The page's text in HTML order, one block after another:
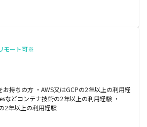
モート可※
持ちの方 ・AWS又はGCPの2年以上の利用経
などコンテナ技術の2年以上の利用経験 ・
2年以上の利用経験